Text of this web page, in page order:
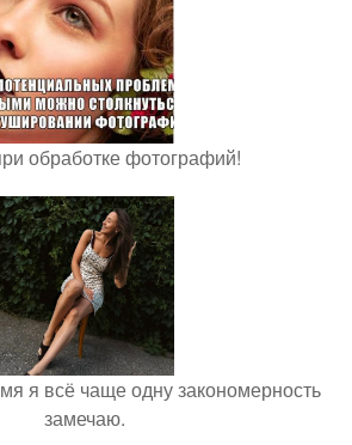
обработке фотографий!
я всё чаще одну закономерность
замечаю.